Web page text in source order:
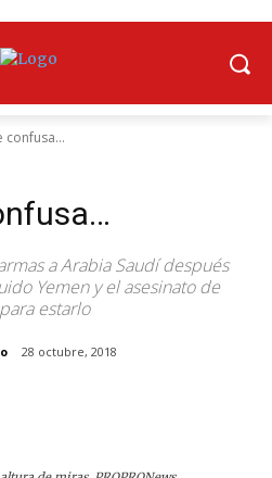
confusa…
a Arabia Saudí después
Yemen y el asesinato de
estarlo
28 octubre, 2018